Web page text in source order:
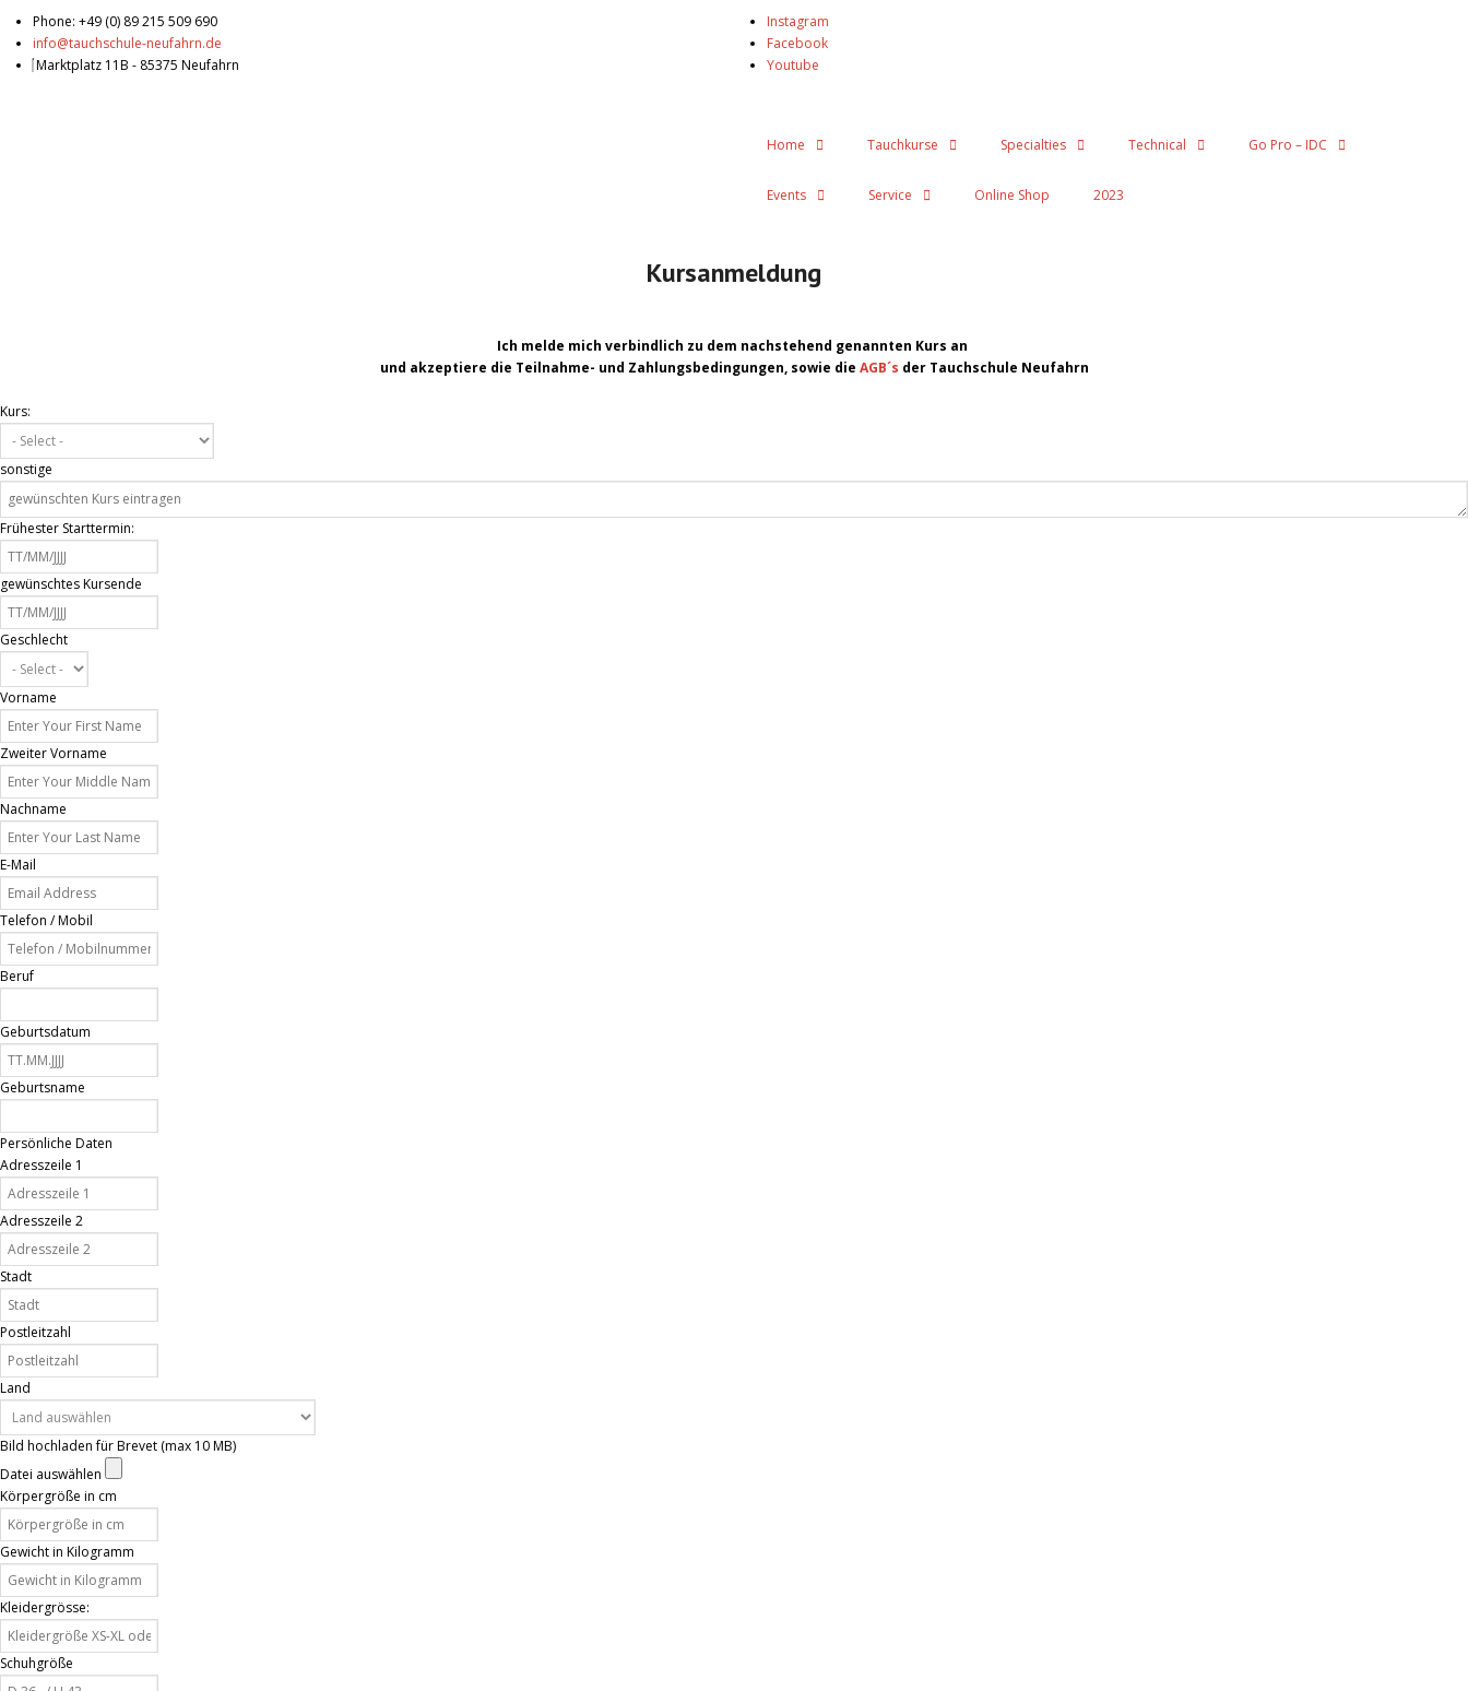
Phone: +49 (0) 89 215 509 690
info@tauchschule-neufahrn.de
Marktplatz 11B - 85375 Neufahrn
Instagram
Facebook
Youtube
Home Tauchkurse Specialties Technical Go Pro – IDC
Events Service Online Shop 2023
Kursanmeldung
Ich melde mich verbindlich zu dem nachstehend genannten Kurs an
und akzeptiere die Teilnahme- und Zahlungsbedingungen, sowie die AGB´s der Tauchschule Neufahrn
Kurs:
sonstige
Frühester Starttermin:
gewünschtes Kursende
Geschlecht
Vorname
Zweiter Vorname
Nachname
E-Mail
Telefon / Mobil
Beruf
Geburtsdatum
Geburtsname
Persönliche Daten
Adresszeile 1
Adresszeile 2
Stadt
Postleitzahl
Land
Bild hochladen für Brevet (max 10 MB)
Datei auswählen
Körpergröße in cm
Gewicht in Kilogramm
Kleidergrösse:
Schuhgröße